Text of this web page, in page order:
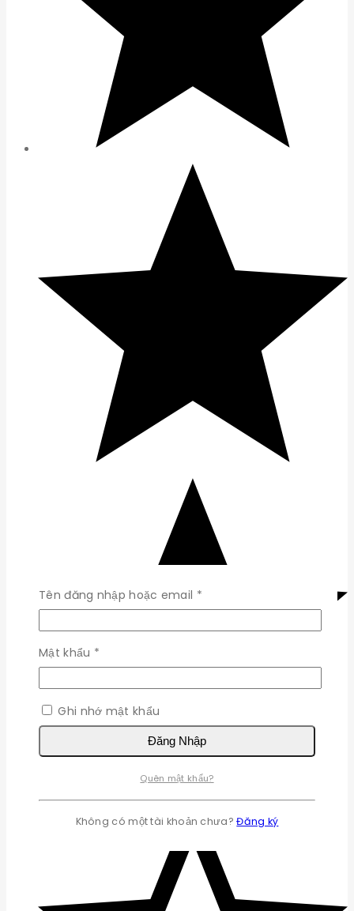
Tên đăng nhập hoặc email *Bắt
buộc
Mật khẩu *
buộc
Ghi nhớ mật khẩu
Đăng Nhập
Quên mật khẩu?
Không có một tài khoản chưa?Đăng ký